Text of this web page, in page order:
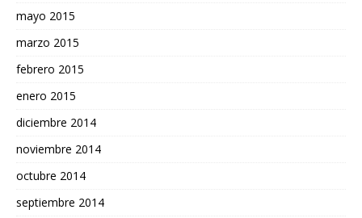
mayo 2015
marzo 2015
febrero 2015
enero 2015
diciembre 2014
noviembre 2014
octubre 2014
septiembre 2014